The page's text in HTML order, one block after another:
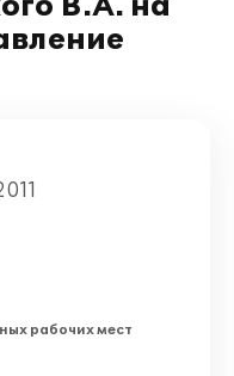
рабочих мест